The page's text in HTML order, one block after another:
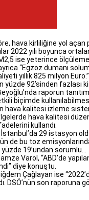
hava kirliliğine yol
2022 yılı boyunca
ise yeterince
“Egzoz dumanı
yıllık 825 milyon
yüzde 92’sinden fazlası
raporun
etkili biçimde
hava kalitesi izleme
hava kalitesi
kullandı.
29 istasyon
de bu toz
19’undan sorumlu…
Varol, “ABD’de
diye konuştu.
Çağlayan ise
DSÖ’nün son raporuna